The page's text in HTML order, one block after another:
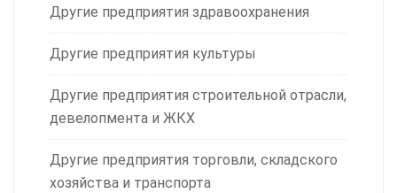
Другие предприятия здравоохранения
Другие предприятия культуры
Другие предприятия строительной отрасли,
девелопмента и ЖКХ
Другие предприятия торговли, складского
хозяйства и транспорта